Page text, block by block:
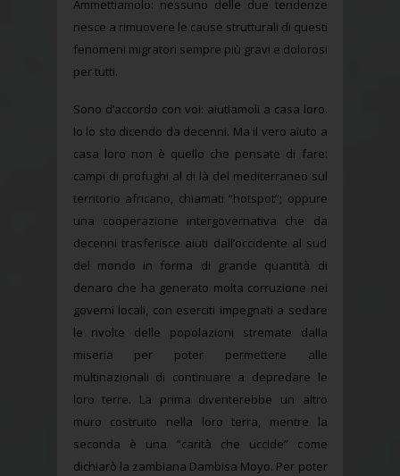
Ammettiamolo: nessuno delle due tendenze
riesce a rimuovere le cause strutturali di questi
fenomeni migratori sempre più gravi e dolorosi
per tutti.
Sono d’accordo con voi: aiutiamoli a casa loro.
Io lo sto dicendo da decenni. Ma il vero aiuto a
casa loro non è quello che pensate di fare:
campi di profughi al di là del mediterraneo sul
territorio africano, chiamati “hotspot”; oppure
una cooperazione intergovernativa che da
decenni trasferisce aiuti dall’occidente al sud
del mondo in forma di grande quantità di
denaro che ha generato molta corruzione nei
governi locali, con eserciti impegnati a sedare
le rivolte delle popolazioni stremate dalla
miseria per poter permettere alle
multinazionali di continuare a depredare le
loro terre. La prima diventerebbe un altro
muro costruito nella loro terra, mentre la
seconda è una “carità che uccide” come
dichiarò la zambiana Dambisa Moyo. Per poter